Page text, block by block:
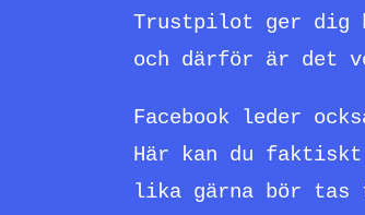
Trustpilot ger dig
och därför är det
Facebook leder
Här kan du
lika gärna bör